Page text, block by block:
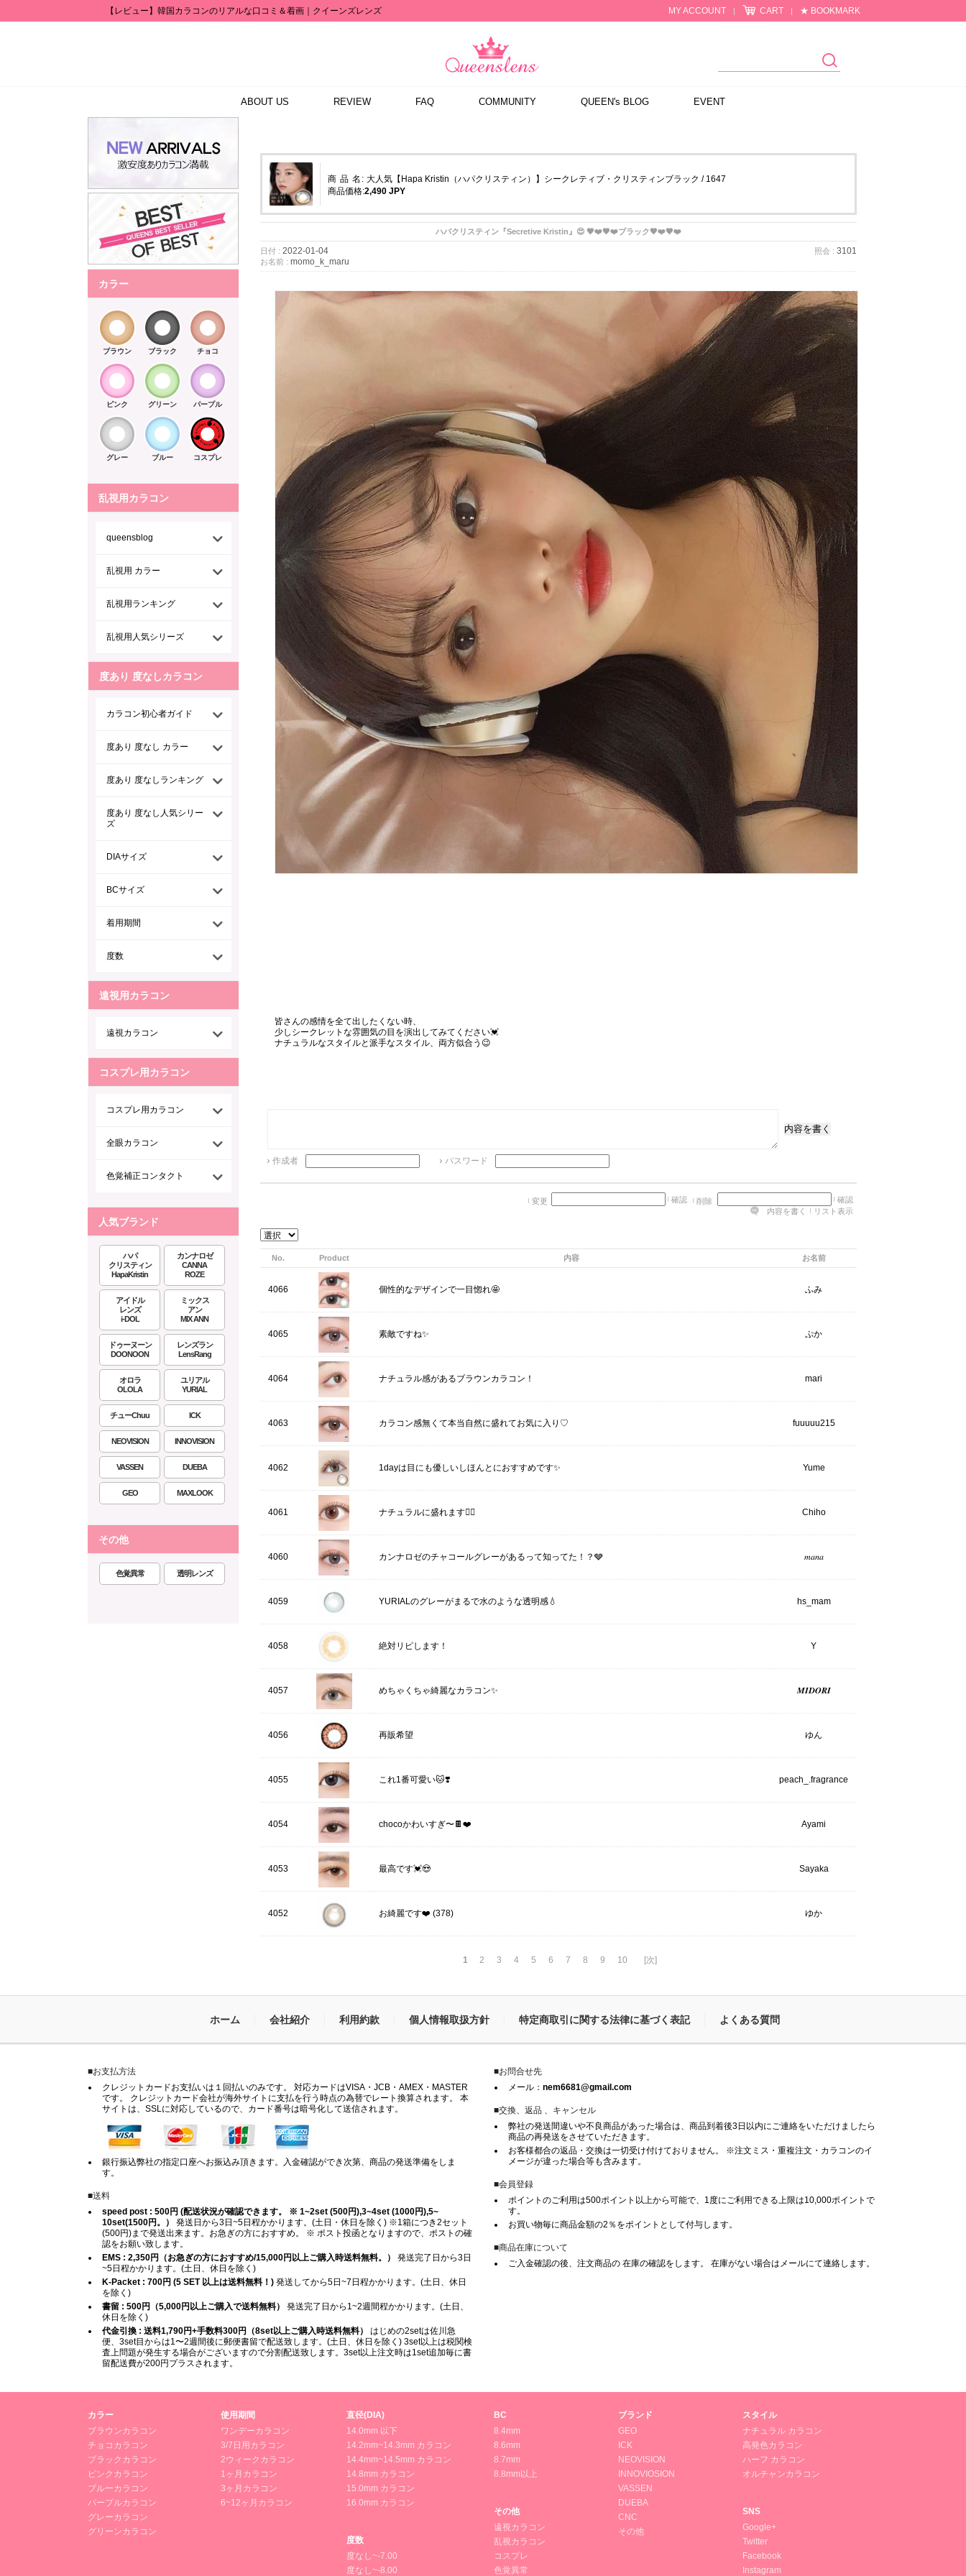
【レビュー】韓国カラコンのリアルな口コミ＆着画｜クイーンズレンズ MY ACCOUNT | CART | ★ BOOKMARK
ABOUT US REVIEW FAQ COMMUNITY QUEEN's BLOG EVENT
カラー
ブラウン ブラック チョコ
ピンク グリーン パープル
グレー ブルー コスプレ
乱視用カラコン
queensblog
乱視用 カラー
乱視用ランキング
乱視用人気シリーズ
度あり 度なしカラコン
カラコン初心者ガイド
度あり 度なし カラー
度あり 度なしランキング
度あり 度なし人気シリー
ズ
DIAサイズ
BCサイズ
着用期間
度数
遠視用カラコン
遠視カラコン
コスプレ用カラコン
コスプレ用カラコン
全眼カラコン
色覚補正コンタクト
人気ブランド
ハパ
クリスティン
HapaKristin
カンナロゼ
CANNA
ROZE
アイドル
レンズ
i-DOL
ミックス
アン
MIX ANN
ドゥーヌーン
DOONOON
レンズラン
LensRang
オロラ
OLOLA
ユリアル
YURIAL
チューChuu ICK
NEOVISION INNOVISION
VASSEN DUEBA
GEO MAXLOOK
その他
色覚異常 透明レンズ
商 品 名: 大人気【Hapa Kristin（ハパクリスティン）】シークレティブ・クリスティンブラック / 1647
商品価格:2,490 JPY
ハパクリスティン『Secretive Kristin』😍 🖤❤️🖤❤️ブラック🖤❤️🖤❤️
日付 : 2022-01-04
お名前 : momo_k_maru
照会 : 3101
皆さんの感情を全て出したくない時、
少しシークレットな雰囲気の目を演出してみてください💓
ナチュラルなスタイルと派手なスタイル、両方似合う😉
内容を書く
作成者 パスワード
変更 確認 削除
確認
内容を書く
リスト表示
No. Product 内容 お名前
4066 個性的なデザインで一目惚れ🤩 ふみ
4065 素敵ですね✨ ぷか
4064 ナチュラル感があるブラウンカラコン！ mari
4063 カラコン感無くて本当自然に盛れてお気に入り♡ fuuuuu215
4062 1dayは目にも優しいしほんとにおすすめです✨ Yume
4061 ナチュラルに盛れます🙆‍♀️ Chiho
4060 カンナロゼのチャコールグレーがあるって知ってた！？🩶 𝑚𝑎𝑛𝑎
4059 YURIALのグレーがまるで水のような透明感💧 hs_mam
4058 絶対リピします！ Y
4057 めちゃくちゃ綺麗なカラコン✨ 𝑴𝑰𝑫𝑶𝑹𝑰
4056 再販希望 ゆん
4055 これ1番可愛い🐱❣️ peach_.fragrance
4054 chocoかわいすぎ〜🍫❤️ Ayami
4053 最高です💓😍 Sayaka
4052 お綺麗です❤️ (378) ゆか
1 2 3 4 5 6 7 8 9 10 [次]
ホーム 会社紹介 利用約款 個人情報取扱方針 特定商取引に関する法律に基づく表記 よくある質問
■お支払方法
クレジットカードお支払いは１回払いのみです。 対応カードはVISA・JCB・AMEX・MASTER
です。 クレジットカード会社が海外サイトに支払を行う時点の為替でレート換算されます。 本
サイトは、SSLに対応しているので、カード番号は暗号化して送信されます。
銀行振込弊社の指定口座へお振込み頂きます。入金確認ができ次第、商品の発送準備をしま
す。
■送料
speed post : 500円 (配送状況が確認できます。 ※ 1~2set (500円),3~4set (1000円),5~
10set(1500円。）
発送日から3日~5日程かかります。(土日・休日を除く) ※1箱につき2セット
(500円)まで発送出来ます。お急ぎの方におすすめ。 ※ ポスト投函となりますので、ポストの確
認をお願い致します。
EMS : 2,350円（お急ぎの方におすすめ/15,000円以上ご購入時送料無料。）
発送完了日から3日
~5日程かかります。(土日、休日を除く)
K-Packet : 700円 (5 SET 以上は送料無料！) 発送してから5日~7日程かかります。(土日、休日
を除く)
書留 : 500円（5,000円以上ご購入で送料無料）
発送完了日から1~2週間程かかります。(土日、
休日を除く)
代金引換 : 送料1,790円+手数料300円（8set以上ご購入時送料無料）
はじめの2setは佐川急
便、3set目からは1〜2週間後に郵便書留で配送致します。(土日、休日を除く) 3set以上は税関検
査上問題が発生する場合がございますので分割配送致します。3set以上注文時は1set追加毎に書
留配送費が200円プラスされます。
■お問合せ先
メール： nem6681@gmail.com
■交換、返品 、キャンセル
弊社の発送間違いや不良商品があった場合は、商品到着後3日以内にご連絡をいただけましたら
商品の再発送をさせていただきます。
お客様都合の返品・交換は一切受け付けておりません。 ※注文ミス・重複注文・カラコンのイ
メージが違った場合等も含みます。
■会員登録
ポイントのご利用は500ポイント以上から可能で、1度にご利用できる上限は10,000ポイントで
す。
お買い物毎に商品金額の2％をポイントとして付与します。
■商品在庫について
ご入金確認の後、注文商品の 在庫の確認をします。 在庫がない場合はメールにて連絡します。
カラー
ブラウンカラコン
チョコカラコン
ブラックカラコン
ピンクカラコン
ブルーカラコン
パープルカラコン
グレーカラコン
グリーンカラコン
使用期間
ワンデーカラコン
3/7日用カラコン
2ウィークカラコン
1ヶ月カラコン
3ヶ月カラコン
6~12ヶ月カラコン
直径(DIA)
14.0mm 以下
14.2mm~14.3mm カラコン
14.4mm~14.5mm カラコン
14.8mm カラコン
15.0mm カラコン
16.0mm カラコン
度数
度なし~-7.00
度なし~-8.00
BC
8.4mm
8.6mm
8.7mm
8.8mm以上
その他
遠視カラコン
乱視カラコン
コスプレ
色覚異常
ブランド
GEO
ICK
NEOVISION
INNOVIOSION
VASSEN
DUEBA
CNC
その他
スタイル
ナチュラル カラコン
高発色カラコン
ハーフ カラコン
オルチャンカラコン
SNS
Google+
Twitter
Facebook
Instagram